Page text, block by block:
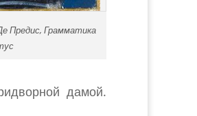
Предис, Грамматика
дамой.